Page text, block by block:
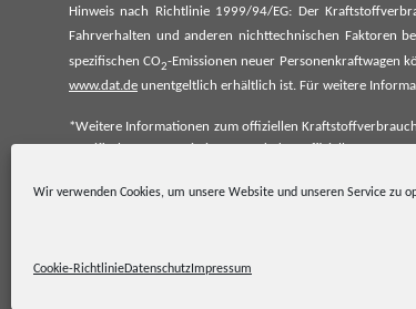
Wir verwenden Cookies, um unsere Website und unseren Service zu
Cookie-RichtlinieDatenschutzImpressum
Hinweis nach Richtlinie 1999/94/EG: Der
Fahrverhalten und anderen nichttechnischen Faktoren
spezifischen CO2-Emissionen neuer Personenkraftwagen
www.dat.de unentgeltlich erhältlich ist. Für weitere
*Weitere Informationen zum offiziellen
spezifischen CO₂-Emissionen und den offiziellen